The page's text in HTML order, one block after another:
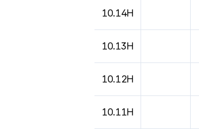
10.14H
10.13H
10.12H
10.11H